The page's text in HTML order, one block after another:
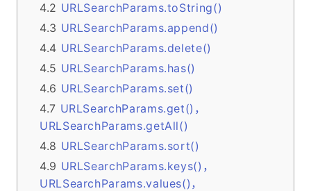
URLSearchParams.toString()
URLSearchParams.append()
URLSearchParams.delete()
URLSearchParams.has()
URLSearchParams.set()
URLSearchParams.get()，
URLSearchParams.getAll()
URLSearchParams.sort()
URLSearchParams.keys()，
URLSearchParams.values()，